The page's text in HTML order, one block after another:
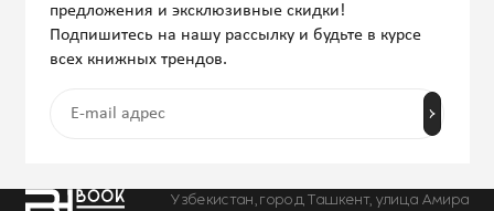
Узбекистан, город Ташкент, улица Амира
предложения и эксклюзивные скидки!
Подпишитесь на нашу рассылку и будьте в курсе
всех книжных трендов.